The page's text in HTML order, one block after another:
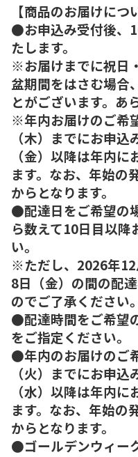
【商品のお届けにつ
●お申込み受付後、
たします。
※お届けまでに祝日
盆期間をはさむ場合
とがございます。あ
※年内お届けのご希
（木）までにお申
（金）以降は年内
ます。なお、年始の
からとなります。
●配達日をご希望の
ら数えて10日目以降
い。
※ただし、2026年
8日（金）の間の配
のでご了承ください。
●配達時間をご希望
をご指定ください。
●年内のお届けのご
（火）までにお申
（水）以降は年内
ます。なお、年始の
からとなります。
●ゴールデンウィー